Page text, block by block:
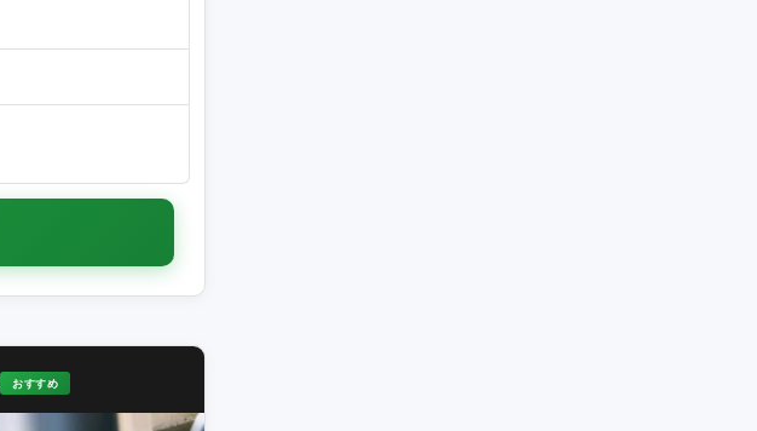
おすすめ